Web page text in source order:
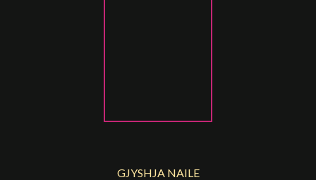
GJYSHJA NAILE